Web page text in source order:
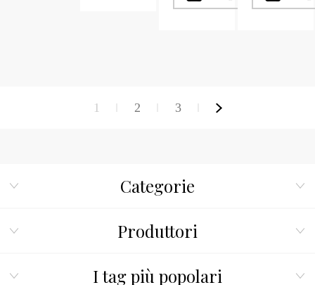
1 2 3
Categorie
Produttori
I tag più popolari